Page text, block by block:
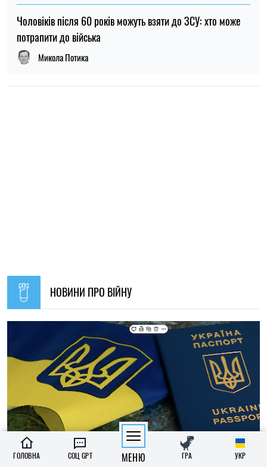
Чоловіків після 60 років можуть взяти до ЗСУ: хто може
потрапити до війська
Микола Потика
НОВИНИ ПРО ВІЙНУ
ГОЛОВНА СОЦ GPT МЕНЮ ГРА УКР